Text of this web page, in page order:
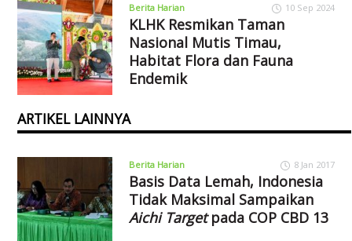
Berita Harian 10 Sep 2024
KLHK Resmikan Taman
Nasional Mutis Timau,
Habitat Flora dan Fauna
Endemik
ARTIKEL LAINNYA
Berita Harian 8 Jan 2017
Basis Data Lemah, Indonesia
Tidak Maksimal Sampaikan
Aichi Targetpada COP CBD 13